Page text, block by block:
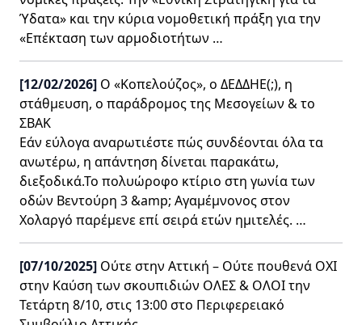
Ύδατα» και την κύρια νομοθετική πράξη για την
«Επέκταση των αρμοδιοτήτων …
[12/02/2026] Ο «Κοπελούζος», ο ΔΕΔΔΗΕ(;), η
στάθμευση, ο παράδρομος της Μεσογείων & το
ΣΒΑΚ
Εάν εύλογα αναρωτιέστε πώς συνδέονται όλα τα
ανωτέρω, η απάντηση δίνεται παρακάτω,
διεξοδικά.Το πολυώροφο κτίριο στη γωνία των
οδών Βεντούρη 3 &amp; Αγαμέμνονος στον
Χολαργό παρέμενε επί σειρά ετών ημιτελές. …
[07/10/2025] Ούτε στην Αττική – Ούτε πουθενά OXΙ
στην Καύση των σκουπιδιών ΟΛΕΣ & ΟΛΟΙ την
Τετάρτη 8/10, στις 13:00 στο Περιφερειακό